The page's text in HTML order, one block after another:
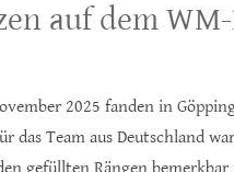
auf dem
2025 fanden in
das Team aus Deutschland